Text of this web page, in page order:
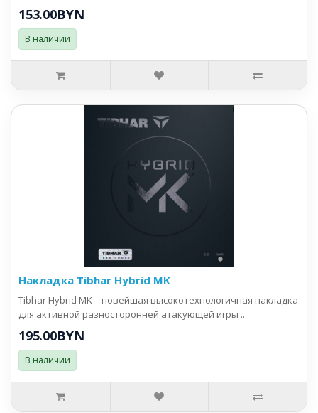
153.00BYN
В наличии
Накладка Tibhar Hybrid MK
Tibhar Hybrid MK – новейшая высокотехнологичная накладка
для активной разносторонней атакующей игры ..
195.00BYN
В наличии